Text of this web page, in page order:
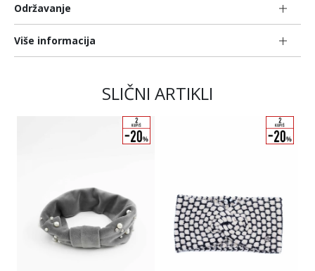
Održavanje
Više informacija
SLIČNI ARTIKLI